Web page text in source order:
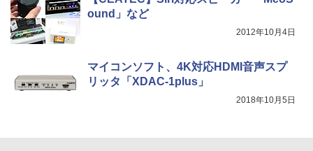
ound」など
2012年10月4日
マイコンソフト、4K対応HDMI音声スプ
リッタ「XDAC-1plus」
2018年10月5日